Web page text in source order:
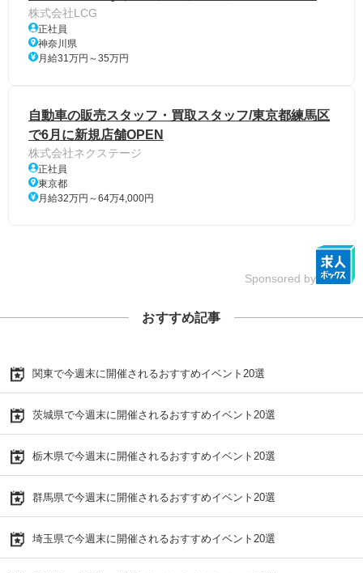
株式会社LCG
正社員
神奈川県
月給31万円～35万円
自動車の販売スタッフ・買取スタッフ/東京都練馬区
で6月に新規店舗OPEN
株式会社ネクステージ
正社員
東京都
月給32万円～64万4,000円
Sponsored by
おすすめ記事
関東で今週末に開催されるおすすめイベント20選
茨城県で今週末に開催されるおすすめイベント20選
栃木県で今週末に開催されるおすすめイベント20選
群馬県で今週末に開催されるおすすめイベント20選
埼玉県で今週末に開催されるおすすめイベント20選